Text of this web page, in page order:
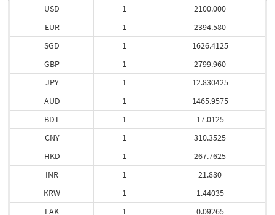
USD
EUR
SGD
GBP
JPY
AUD
BDT
CNY
HKD
INR
KRW
LAK
1
1
1
1
1
1
1
1
1
1
1
1
2100.000
2394.580
1626.4125
2799.960
12.830425
1465.9575
17.0125
310.3525
267.7625
21.880
1.44035
0.09265